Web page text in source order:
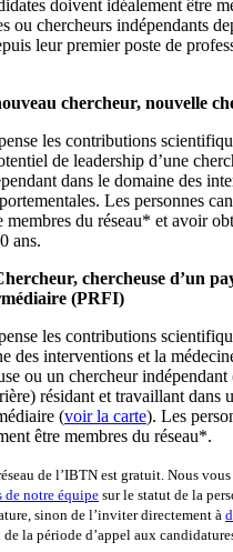
doivent idéalement être
ou chercheurs indépendants
leur premier poste de
chercheur, nouvelle
les contributions
de leadership d’une
dans le domaine des
Les personnes
membres du réseau* et avoir
ans.
chercheuse d’un
(PRFI)
les contributions
des interventions et la
ou un chercheur
résidant et travaillant dans
(voir la carte). Les
être membres du réseau*.
de l’IBTN est gratuit. Nous
de notre équipe sur le statut de la
sinon de l’inviter directement à
la période d’appel aux